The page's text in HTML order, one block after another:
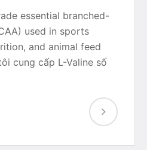
essential branched-
used in sports
and animal feed
cung cấp L-Valine số